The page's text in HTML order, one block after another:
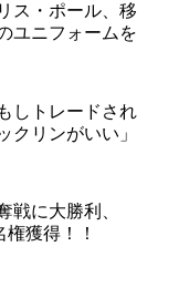
ス・ポール、移
ユニフォームを
しトレードされ
クリンがいい」
戦に大勝利、
獲得！！